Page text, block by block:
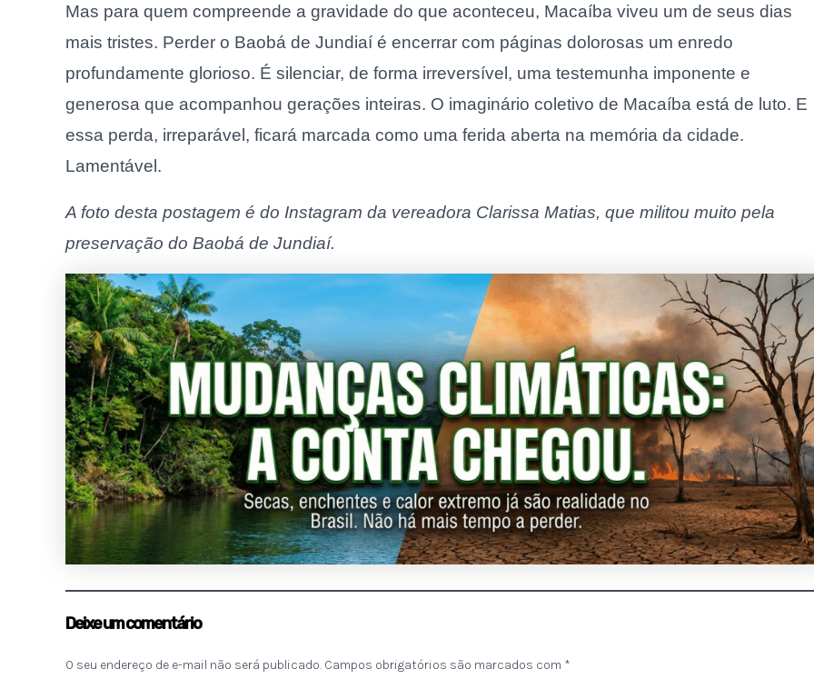
Mas para quem compreende a gravidade do que aconteceu, Macaíba viveu um de seus dias
mais tristes. Perder o Baobá de Jundiaí é encerrar com páginas dolorosas um enredo
profundamente glorioso. É silenciar, de forma irreversível, uma testemunha imponente e
generosa que acompanhou gerações inteiras. O imaginário coletivo de Macaíba está de luto. E
essa perda, irreparável, ficará marcada como uma ferida aberta na memória da cidade.
Lamentável.
A foto desta postagem é do Instagram da vereadora Clarissa Matias, que militou muito pela
preservação do Baobá de Jundiaí.
Deixe um comentário
O seu endereço de e-mail não será publicado. Campos obrigatórios são marcados com *